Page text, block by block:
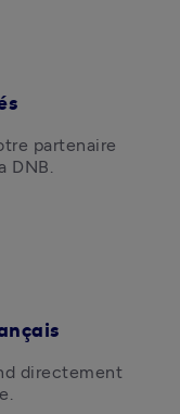
partenaire
DNB.
directement